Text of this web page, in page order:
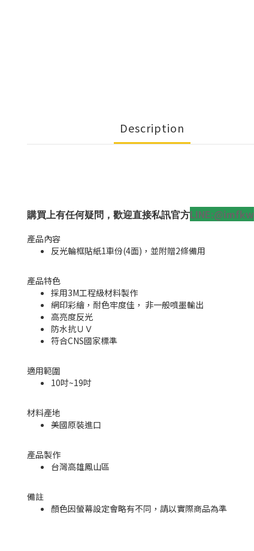
Description
購買上有任何疑問，歡迎直接私訊官方LINE:@imfkw
產品內容
反光輪框貼紙1車份(4面)，並附贈2條備用
產品特色
採用3M工程級材料製作
網印彩繪，耐色牢度佳， 非一般噴墨輸出
高亮度反光
防水抗ＵＶ
符合CNS國家標準
適用範圍
10吋~19吋
材料產地
美國原裝進口
產品製作
台灣高雄鳳山區
備註
顏色因螢幕設定會略有不同，請以實際商品為準